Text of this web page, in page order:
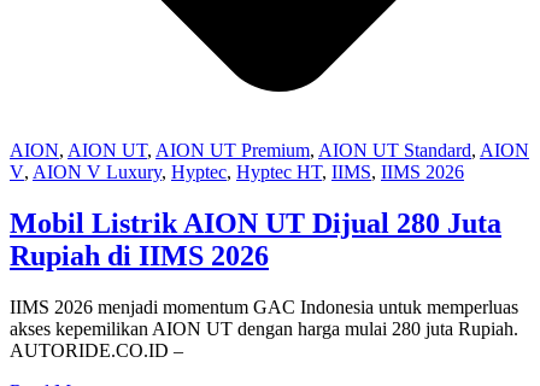
AION, AION UT, AION UT Premium, AION UT Standard, AION
V, AION V Luxury, Hyptec, Hyptec HT, IIMS, IIMS 2026
Mobil Listrik AION UT Dijual 280 Juta
Rupiah di IIMS 2026
IIMS 2026 menjadi momentum GAC Indonesia untuk memperluas
akses kepemilikan AION UT dengan harga mulai 280 juta Rupiah.
AUTORIDE.CO.ID –